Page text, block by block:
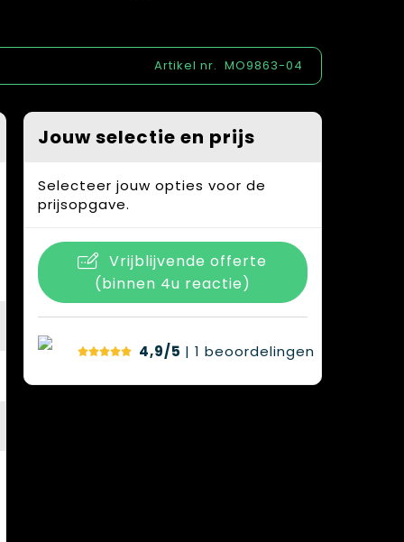
Artikel nr. MO9863-04
Jouw selectie en prijs
Selecteer jouw opties voor de
prijsopgave.
Vrijblijvende offerte
(binnen 4u reactie)
4,9/5 | 1 beoordelingen